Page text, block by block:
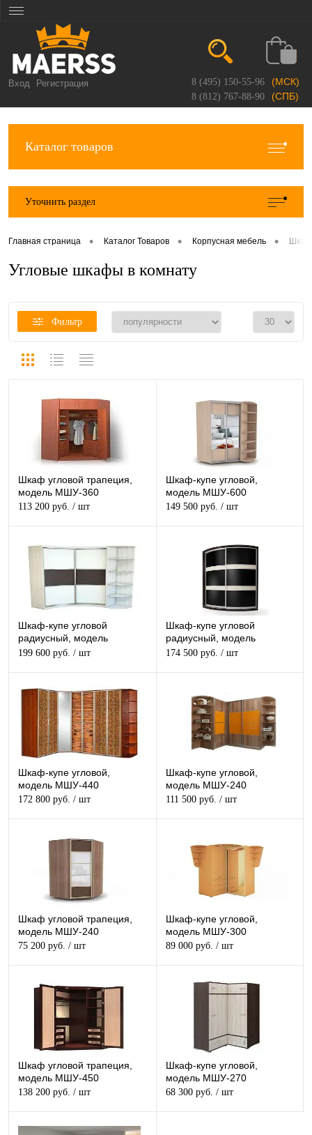
Вход Регистрация 8 (495) 150-55-96 (МСК)
8 (812) 767-88-90 (СПБ)
Каталог товаров
Уточнить раздел
Главная страница • Каталог Товаров • Корпусная мебель •
Угловые шкафы в комнату
Фильтр
Шкаф угловой трапеция,
модель МШУ-360
113 200 руб. / шт
Шкаф-купе угловой,
модель МШУ-600
149 500 руб. / шт
Шкаф-купе угловой
радиусный, модель
МШУ-800
199 600 руб. / шт
Шкаф-купе угловой
радиусный, модель
МШУ-900
174 500 руб. / шт
Шкаф-купе угловой,
модель МШУ-440
172 800 руб. / шт
Шкаф-купе угловой,
модель МШУ-240
111 500 руб. / шт
Шкаф угловой трапеция,
модель МШУ-240
75 200 руб. / шт
Шкаф-купе угловой,
модель МШУ-300
89 000 руб. / шт
Шкаф угловой трапеция,
модель МШУ-450
138 200 руб. / шт
Шкаф-купе угловой,
модель МШУ-270
68 300 руб. / шт